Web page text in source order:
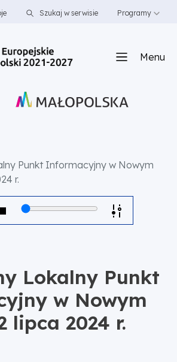
Szukaj w serwisie Programy
Menu
Punkt Informacyjny w Nowym
r.
Lokalny Punkt
w Nowym
lipca 2024 r.